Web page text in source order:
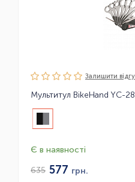
Залишити
Мультитул BikeHand YC-
Є в наявності
635 577 грн.